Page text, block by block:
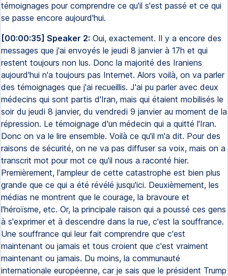
témoignages pour comprendre ce qu'il s'est passé et ce qui
se passe encore aujourd'hui.
[00:00:35] Speaker 2: Oui, exactement. Il y a encore des
messages que j'ai envoyés le jeudi 8 janvier à 17h et qui
restent toujours non lus. Donc la majorité des Iraniens
aujourd'hui n'a toujours pas Internet. Alors voilà, on va parler
des témoignages que j'ai recueillis. J'ai pu parler avec deux
médecins qui sont partis d'Iran, mais qui étaient mobilisés le
soir du jeudi 8 janvier, du vendredi 9 janvier au moment de la
répression. Le témoignage d'un médecin qui a quitté l'Iran.
Donc on va le lire ensemble. Voilà ce qu'il m'a dit. Pour des
raisons de sécurité, on ne va pas diffuser sa voix, mais on a
transcrit mot pour mot ce qu'il nous a raconté hier.
Premièrement, l'ampleur de cette catastrophe est bien plus
grande que ce qui a été révélé jusqu'ici. Deuxièmement, les
médias ne montrent que le courage, la bravoure et
l'héroïsme, etc. Or, la principale raison qui a poussé ces gens
à s'exprimer et à descendre dans la rue, c'est la souffrance.
Une souffrance qui leur fait comprendre que c'est
maintenant ou jamais et tous croient que c'est vraiment
maintenant ou jamais. Du moins, la communauté
internationale européenne, car je sais que le président Trump